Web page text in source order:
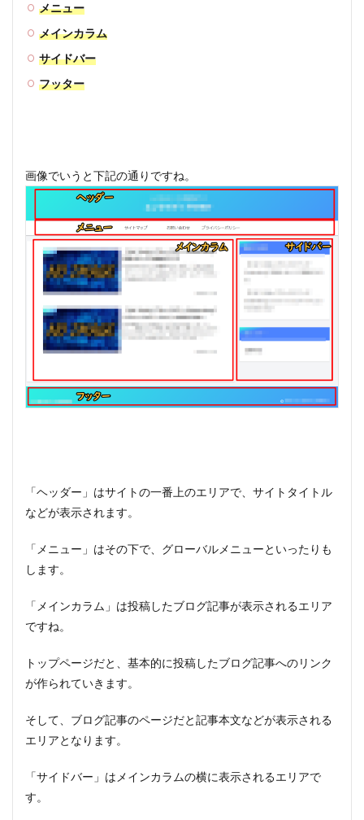
メニュー
メインカラム
サイドバー
フッター
画像でいうと下記の通りですね。
「ヘッダー」はサイトの一番上のエリアで、サイトタイトル
などが表示されます。
「メニュー」はその下で、グローバルメニューといったりも
します。
「メインカラム」は投稿したブログ記事が表示されるエリア
ですね。
トップページだと、基本的に投稿したブログ記事へのリンク
が作られていきます。
そして、ブログ記事のページだと記事本文などが表示される
エリアとなります。
「サイドバー」はメインカラムの横に表示されるエリアで
す。